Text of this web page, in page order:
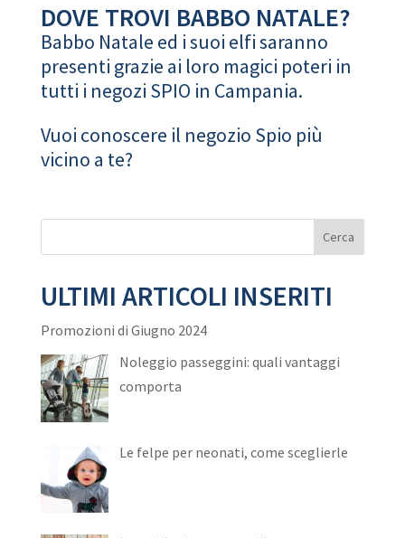
DOVE TROVI BABBO NATALE?
Babbo Natale ed i suoi elfi saranno
presenti grazie ai loro magici poteri in
tutti i negozi SPIO in Campania.
Vuoi conoscere il negozio Spio più
vicino a te?
ULTIMI ARTICOLI INSERITI
Promozioni di Giugno 2024
Noleggio passeggini: quali vantaggi
comporta
Le felpe per neonati, come sceglierle